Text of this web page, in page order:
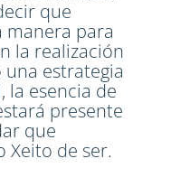
que
manera para
la realización
estrategia
la esencia de
presente
que
de ser.